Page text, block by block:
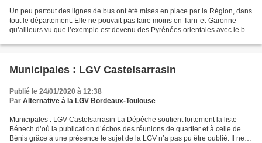
Un peu partout des lignes de bus ont été mises en place par la Région, dans
tout le département. Elle ne pouvait pas faire moins en Tarn-et-Garonne
qu’ailleurs vu que l’exemple est devenu des Pyrénées orientales avec le bus
Municipales : LGV Castelsarrasin
Publié le 24/01/2020 à 12:38
Par Alternative à la LGV Bordeaux-Toulouse
Municipales : LGV Castelsarrasin La Dépêche soutient fortement la liste
Bénech d’où la publication d’échos des réunions de quartier et à celle de
Bénis grâce à une présence le sujet de la LGV n’a pas pu être oublié. Il ne